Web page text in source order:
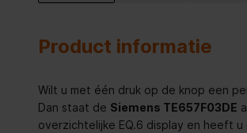
Product informatie
Wilt u met één druk op de knop een
Dan staat de Siemens TE657F03DE
overzichtelijke EQ.6 display en heeft